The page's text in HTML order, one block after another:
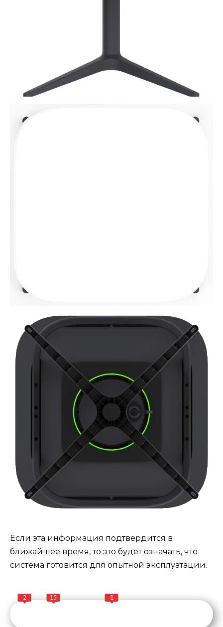
Если эта информация подтвердится в
ближайшее время, то это будет означать, что
система готовится для опытной эксплуатации.
2 15 1